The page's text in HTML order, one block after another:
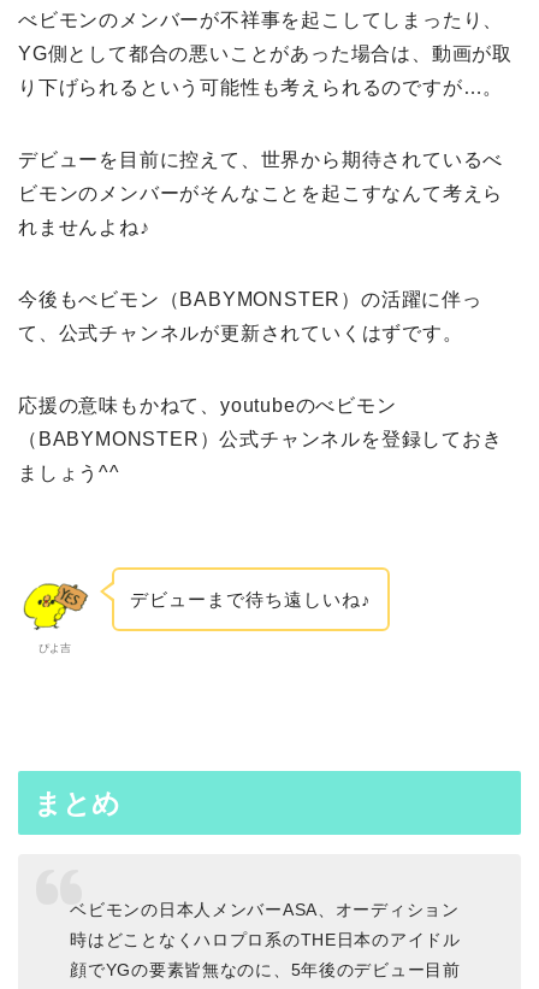
べビモンのメンバーが不祥事を起こしてしまったり、
YG側として都合の悪いことがあった場合は、動画が取
り下げられるという可能性も考えられるのですが…。
デビューを目前に控えて、世界から期待されているべ
ビモンのメンバーがそんなことを起こすなんて考えら
れませんよね♪
今後もべビモン（BABYMONSTER）の活躍に伴っ
て、公式チャンネルが更新されていくはずです。
応援の意味もかねて、youtubeのべビモン
（BABYMONSTER）公式チャンネルを登録しておき
ましょう^^
ぴよ吉
デビューまで待ち遠しいね♪
まとめ
ベビモンの日本人メンバーASA、オーディション
時はどことなくハロプロ系のTHE日本のアイドル
顔でYGの要素皆無なのに、5年後のデビュー目前